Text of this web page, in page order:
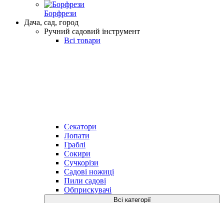
Борфрези
Дача, сад, город
Ручний садовий інструмент
Всі товари
Секатори
Лопати
Граблі
Сокири
Сучкорізи
Садові ножиці
Пили садові
Обприскувачі
Всі категорії